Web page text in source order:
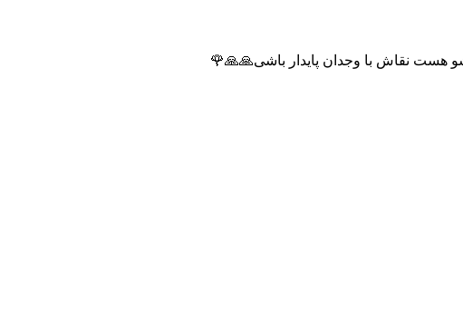
هست نقاش با وجدان پایدار باشی🙏🙏🌹